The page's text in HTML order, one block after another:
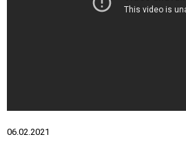
06.02.2021